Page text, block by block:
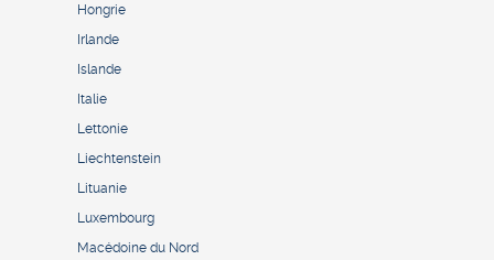
Hongrie
Irlande
Islande
Italie
Lettonie
Liechtenstein
Lituanie
Luxembourg
Macédoine du Nord